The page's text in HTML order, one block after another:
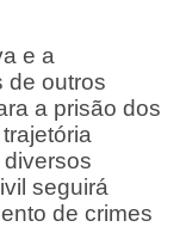
e a
de outros
a prisão dos
seguirá
de crimes